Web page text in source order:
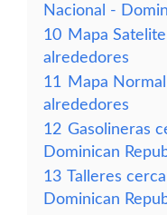
Nacional -
10 Mapa
alrededores
11
Mapa
alrededores
12 Gasolineras
Dominican
13 Talleres
Dominican